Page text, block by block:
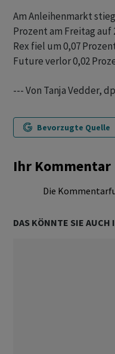
Am Anleihenmarkt
Prozent am Freitag auf
Rex fiel um 0,07
Future verlor 0,02
--- Von Tanja Vedder,
Bevorzugte Quelle
Ihr Kommentar
Die
DAS KÖNNTE SIE AUCH